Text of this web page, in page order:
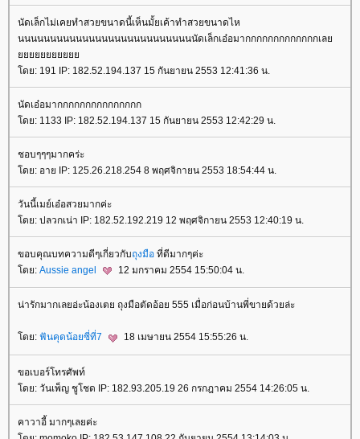
นัดเล็กไม่เคยทำสวยขนาดนี้เห็นมั้ยเค้าทำสวยขนาดไห
นนนนนนนนนนนนนนนนนนนนนนนนนนนนัดเล็กเอ๋อมากกกกกกกกกกกกกเลย
ยยยยยยยยยยย
โดย: 191 IP: 182.52.194.137 15 กันยายน 2553 12:41:36 น.
นัดเอ๋อมากกกกกกกกกกกกกกก
โดย: 1133 IP: 182.52.194.137 15 กันยายน 2553 12:42:29 น.
ชอบๆๆๆมากคร่ะ
โดย: อาย IP: 125.26.218.254 8 พฤศจิกายน 2553 18:54:44 น.
วันนี้เมย์เอ๋อสวยมากค่ะ
โดย: ปลวกเน่า IP: 182.52.192.219 12 พฤศจิกายน 2553 12:40:19 น.
ขอบคุณบทความดีๆเกี่ยวกับถุงมือ ที่ดีมากๆค่ะ
โดย: Aussie angel 12 มกราคม 2554 15:50:04 น.
น่ารักมากเลยอ่ะน้องเตย ถุงมือตัดอ้อย 555 เมื่อก่อนบ้านพี่ขายด้วยล่ะ
โดย: ฟันคุดน้อยซี่ที่7 18 เมษายน 2554 15:55:26 น.
ขอเบอร์โทรศัพท์
โดย: วันเพ็ญ ชูโชด IP: 182.93.205.19 26 กรกฎาคม 2554 14:26:05 น.
คาวาอี้ มากๆเลยค่ะ